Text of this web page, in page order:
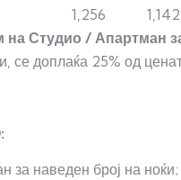
1,256 1,142
на Студио / Апартман
се доплаќа 25% од
за наведен број на ноќи;